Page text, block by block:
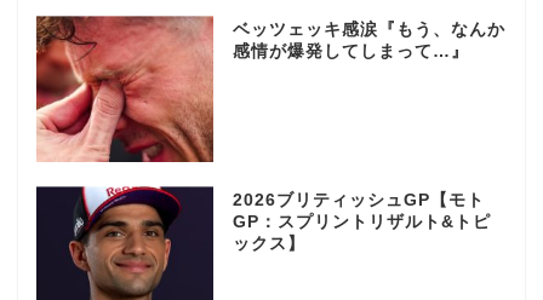
ベッツェッキ感涙『もう、なんか
感情が爆発してしまって…』
2026ブリティッシュGP【モト
GP：スプリントリザルト&トピ
ックス】